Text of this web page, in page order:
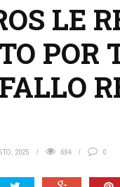
LE
POR
2025 694 0